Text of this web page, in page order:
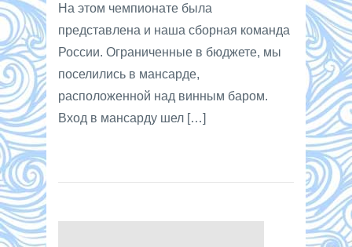
На этом чемпионате была
представлена и наша сборная команда
России. Ограниченные в бюджете, мы
поселились в мансарде,
расположенной над винным баром.
Вход в мансарду шел […]